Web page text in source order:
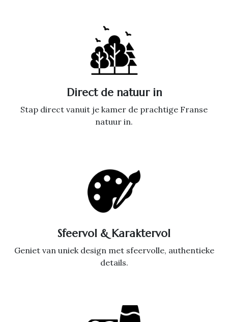
Direct de natuur in
Stap direct vanuit je kamer de prachtige Franse
natuur in.
Sfeervol & Karaktervol
Geniet van uniek design met sfeervolle, authentieke
details.